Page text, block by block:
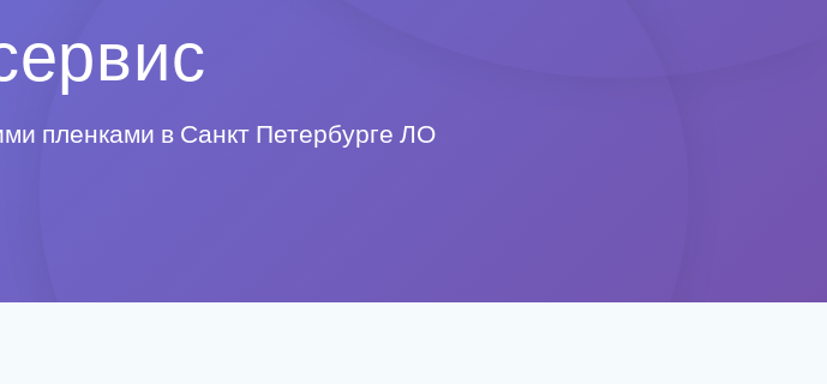
пленками в Санкт Петербурге ЛО